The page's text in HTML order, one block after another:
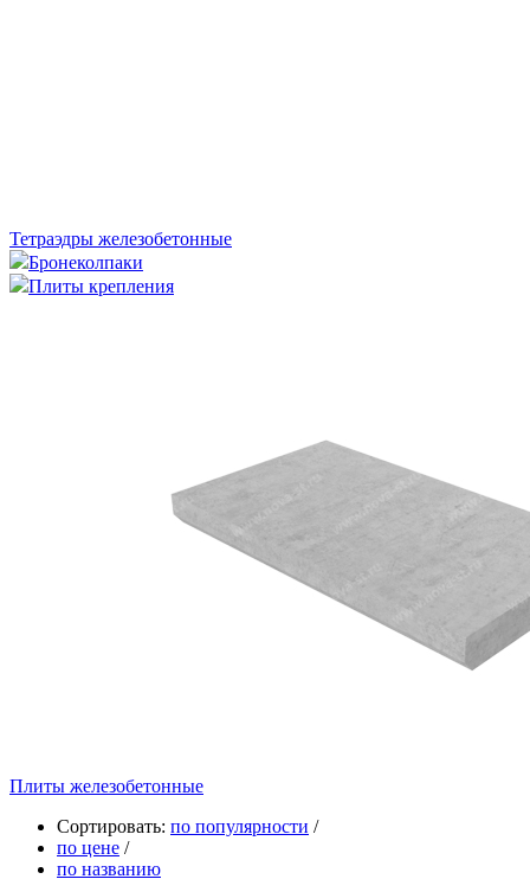
Тетраэдры железобетонные
Бронеколпаки
Плиты крепления
Плиты железобетонные
Сортировать: по популярности /
по цене /
по названию